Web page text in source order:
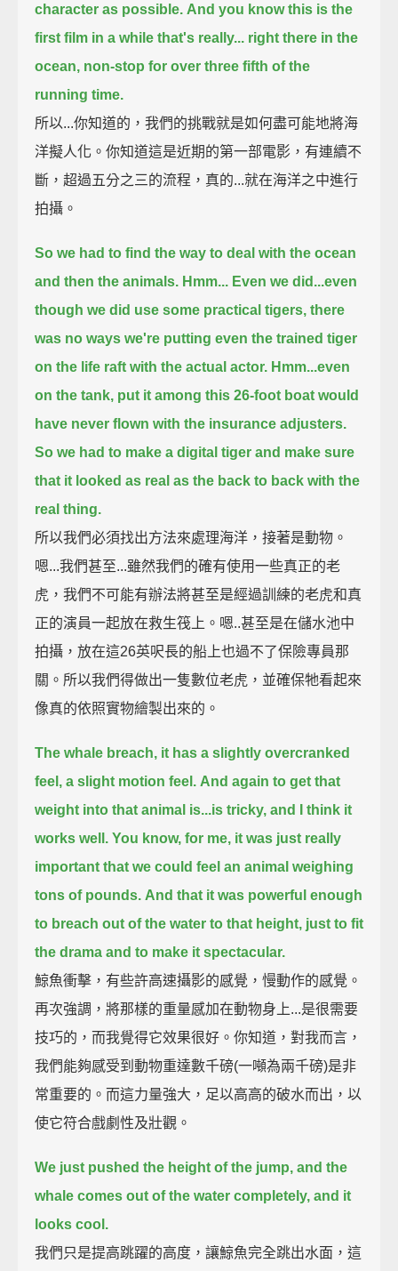
character as possible. And you know this is the
first film in a while that's really... right there in the
ocean, non-stop for over three fifth of the
running time.
所以...你知道的，我們的挑戰就是如何盡可能地將海
洋擬人化。你知道這是近期的第一部電影，有連續不
斷，超過五分之三的流程，真的...就在海洋之中進行
拍攝。
So we had to find the way to deal with the ocean
and then the animals. Hmm... Even we did...even
though we did use some practical tigers, there
was no ways we're putting even the trained tiger
on the life raft with the actual actor. Hmm...even
on the tank, put it among this 26-foot boat would
have never flown with the insurance adjusters.
So we had to make a digital tiger and make sure
that it looked as real as the back to back with the
real thing.
所以我們必須找出方法來處理海洋，接著是動物。
嗯...我們甚至...雖然我們的確有使用一些真正的老
虎，我們不可能有辦法將甚至是經過訓練的老虎和真
正的演員一起放在救生筏上。嗯..甚至是在儲水池中
拍攝，放在這26英呎長的船上也過不了保險專員那
關。所以我們得做出一隻數位老虎，並確保牠看起來
像真的依照實物繪製出來的。
The whale breach, it has a slightly overcranked
feel, a slight motion feel. And again to get that
weight into that animal is...is tricky, and I think it
works well. You know, for me, it was just really
important that we could feel an animal weighing
tons of pounds. And that it was powerful enough
to breach out of the water to that height, just to fit
the drama and to make it spectacular.
鯨魚衝擊，有些許高速攝影的感覺，慢動作的感覺。
再次強調，將那樣的重量感加在動物身上...是很需要
技巧的，而我覺得它效果很好。你知道，對我而言，
我們能夠感受到動物重達數千磅(一噸為兩千磅)是非
常重要的。而這力量強大，足以高高的破水而出，以
使它符合戲劇性及壯觀。
We just pushed the height of the jump, and the
whale comes out of the water completely, and it
looks cool.
我們只是提高跳躍的高度，讓鯨魚完全跳出水面，這